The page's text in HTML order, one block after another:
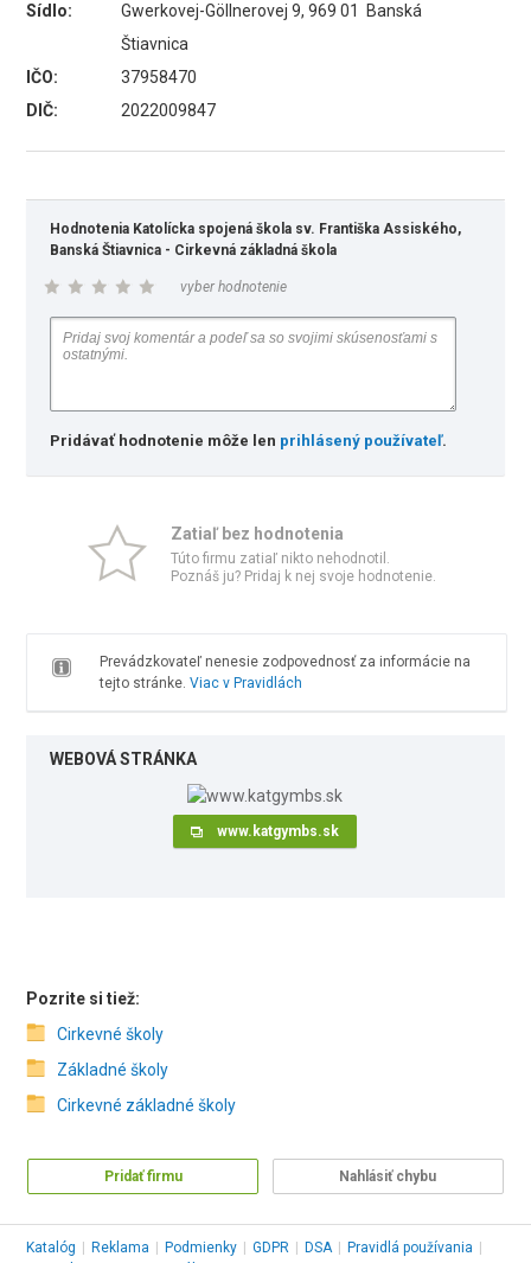
Sídlo:
Gwerkovej-Göllnerovej 9, 969 01 Banská
Štiavnica
IČO:
37958470
DIČ:
2022009847
Hodnotenia Katolícka spojená škola sv. Františka Assiského,
Banská Štiavnica - Cirkevná základná škola
vyber hodnotenie
Pridávať hodnotenie môže len prihlásený používateľ.
Zatiaľ bez hodnotenia
Túto firmu zatiaľ nikto nehodnotil.
Poznáš ju? Pridaj k nej svoje hodnotenie.
Prevádzkovateľ nenesie zodpovednosť za informácie na
tejto stránke. Viac v Pravidlách
WEBOVÁ STRÁNKA
www.katgymbs.sk
Pozrite si tiež:
Cirkevné školy
Základné školy
Cirkevné základné školy
Pridať firmu Nahlásiť chybu
Katalóg Reklama Podmienky GDPR DSA Pravidlá používania